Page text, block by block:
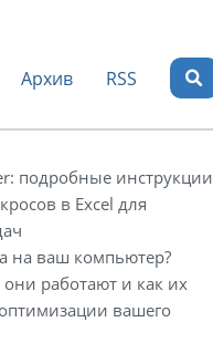
Архив RSS
подробные инструкции
в Excel для
на ваш компьютер?
они работают и как их
вашего